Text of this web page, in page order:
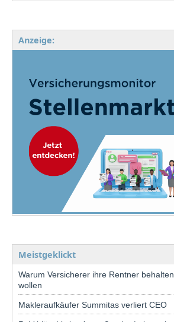
Anzeige:
Meistgeklickt
Warum Versicherer ihre Rentner behalten
wollen
Makleraufkäufer Summitas verliert CEO